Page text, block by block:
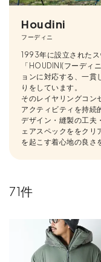
Houdini
フーディニ
1993年に設立された
「HOUDINI(フーディ
ョンに対応する、一貫
りをしています。
そのレイヤリングコン
アクティビティを持続
デザイン・縫製の工夫
ェアスペックををクリ
を起こす着心地の良さ
71